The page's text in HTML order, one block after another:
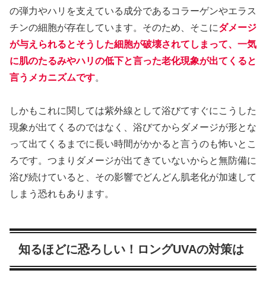
の弾力やハリを支えている成分であるコラーゲンやエラス
チンの細胞が存在しています。そのため、そこにダメージ
が与えられるとそうした細胞が破壊されてしまって、一気
に肌のたるみやハリの低下と言った老化現象が出てくると
言うメカニズムです。
しかもこれに関しては紫外線として浴びてすぐにこうした
現象が出てくるのではなく、浴びてからダメージが形とな
って出てくるまでに長い時間がかかると言うのも怖いとこ
ろです。つまりダメージが出てきていないからと無防備に
浴び続けていると、その影響でどんどん肌老化が加速して
しまう恐れもあります。
知るほどに恐ろしい！ロングUVAの対策は